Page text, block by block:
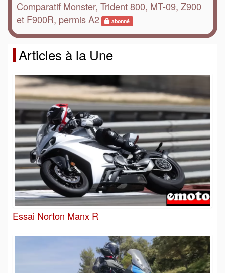
Comparatif Monster, Trident 800, MT-09, Z900
et F900R, permis A2
abonné
Articles à la Une
Essai Norton Manx R